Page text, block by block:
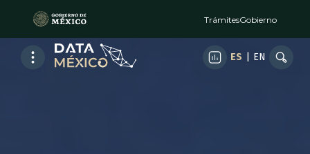
TrámitesGobierno
ES EN